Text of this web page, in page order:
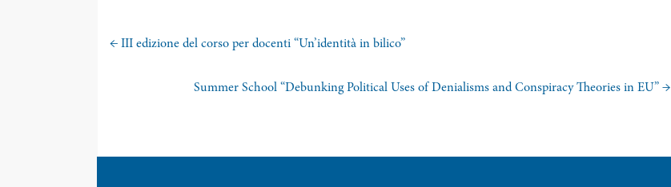
← III edizione del corso per docenti “Un’identità in bilico”
Summer School “Debunking Political Uses of Denialisms and Conspiracy Theories in EU”→